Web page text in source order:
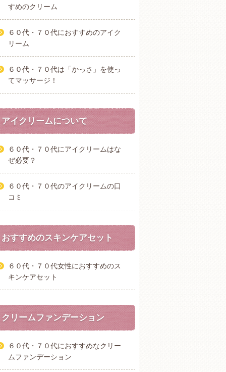
すめのクリーム
６０代・７０代におすすめのアイク
リーム
６０代・７０代は「かっさ」を使っ
てマッサージ！
アイクリームについて
６０代・７０代にアイクリームはな
ぜ必要？
６０代・７０代のアイクリームの口
コミ
おすすめのスキンケアセット
６０代・７０代女性におすすめのス
キンケアセット
クリームファンデーション
６０代・７０代におすすめなクリー
ムファンデーション